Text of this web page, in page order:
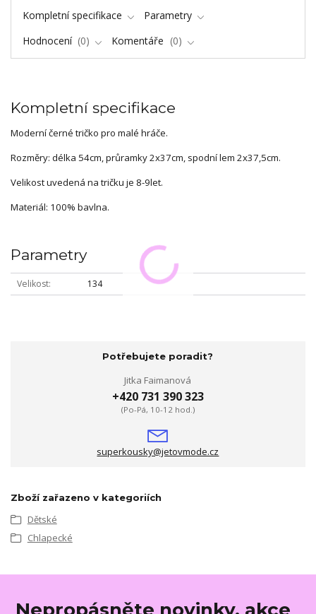
Kompletní specifikace
Parametry
Hodnocení
0 Komentáře 0
Kompletní specifikace
Moderní černé tričko pro malé hráče.
Rozměry: délka 54cm, průramky 2x37cm, spodní lem 2x37,5cm.
Velikost uvedená na tričku je 8-9let.
Materiál: 100% bavlna.
Parametry
Velikost 134
Potřebujete poradit?
Jitka Faimanová
+420 731 390 323
(Po-Pá, 10-12 hod.)
superkousky@jetovmode.cz
Zboží zařazeno v kategoriích
Dětské
Chlapecké
Nepropásněte novinky, akce